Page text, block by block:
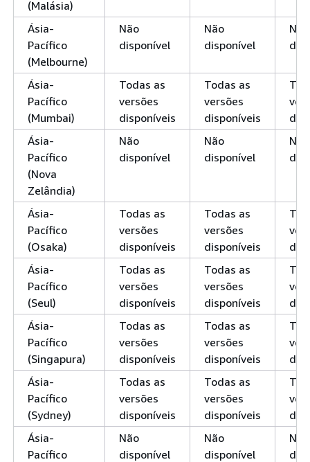
(Malásia)
Ásia-
Pacífico
(Melbourne)
Não
disponível
Não
disponível
Não
Ásia-
Pacífico
(Mumbai)
Todas as
versões
disponíveis
Todas as
versões
disponíveis
Ásia-
Pacífico
(Nova
Zelândia)
Não
disponível
Não
disponível
Não
Ásia-
Pacífico
(Osaka)
Todas as
versões
disponíveis
Todas as
versões
disponíveis
Ásia-
Pacífico
(Seul)
Todas as
versões
disponíveis
Todas as
versões
disponíveis
Ásia-
Pacífico
(Singapura)
Todas as
versões
disponíveis
Todas as
versões
disponíveis
Ásia-
Pacífico
(Sydney)
Todas as
versões
disponíveis
Todas as
versões
disponíveis
Ásia-
Pacífico
Não
disponível
Não
disponível
Não